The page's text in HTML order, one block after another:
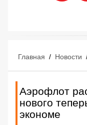
Главная / Новости
Аэрофлот
нового
экономе